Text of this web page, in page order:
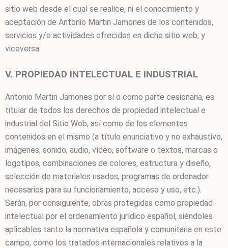
sitio web desde el cual se realice, ni el conocimiento y
aceptación de Antonio Martin Jamones de los contenidos,
servicios y/o actividades ofrecidos en dicho sitio web, y
viceversa.
V. PROPIEDAD INTELECTUAL E INDUSTRIAL
Antonio Martin Jamones por sí o como parte cesionaria, es
titular de todos los derechos de propiedad intelectual e
industrial del Sitio Web, así como de los elementos
contenidos en el mismo (a título enunciativo y no exhaustivo,
imágenes, sonido, audio, vídeo, software o textos, marcas o
logotipos, combinaciones de colores, estructura y diseño,
selección de materiales usados, programas de ordenador
necesarios para su funcionamiento, acceso y uso, etc.).
Serán, por consiguiente, obras protegidas como propiedad
intelectual por el ordenamiento jurídico español, siéndoles
aplicables tanto la normativa española y comunitaria en este
campo, como los tratados internacionales relativos a la